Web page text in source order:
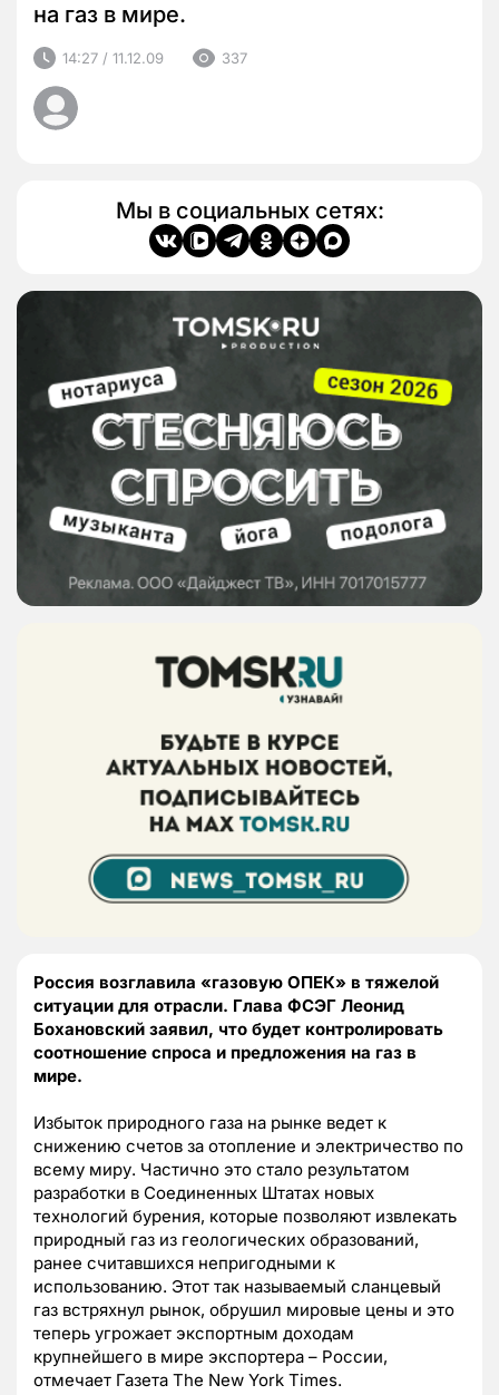
на газ в мире.
14:27 / 11.12.09 337
Мы в социальных сетях:
Россия возглавила «газовую ОПЕК» в тяжелой
ситуации для отрасли. Глава ФСЭГ Леонид
Бохановский заявил, что будет контролировать
соотношение спроса и предложения на газ в
мире.
Избыток природного газа на рынке ведет к
снижению счетов за отопление и электричество по
всему миру. Частично это стало результатом
разработки в Соединенных Штатах новых
технологий бурения, которые позволяют извлекать
природный газ из геологических образований,
ранее считавшихся непригодными к
использованию. Этот так называемый сланцевый
газ встряхнул рынок, обрушил мировые цены и это
теперь угрожает экспортным доходам
крупнейшего в мире экспортера – России,
отмечает Газета The New York Times.